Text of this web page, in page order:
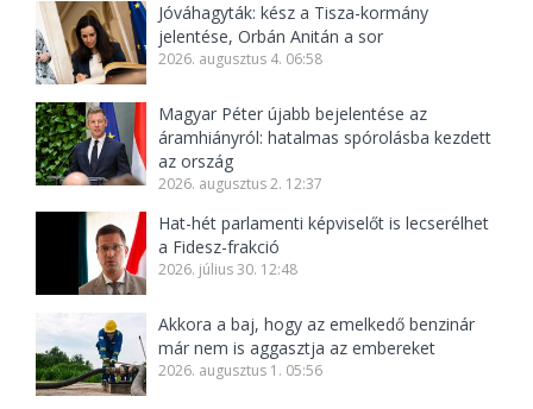
Jóváhagyták: kész a Tisza-kormány
jelentése, Orbán Anitán a sor
2026. augusztus 4. 06:58
Magyar Péter újabb bejelentése az
áramhiányról: hatalmas spórolásba kezdett
az ország
2026. augusztus 2. 12:37
Hat-hét parlamenti képviselőt is lecserélhet
a Fidesz-frakció
2026. július 30. 12:48
Akkora a baj, hogy az emelkedő benzinár
már nem is aggasztja az embereket
2026. augusztus 1. 05:56